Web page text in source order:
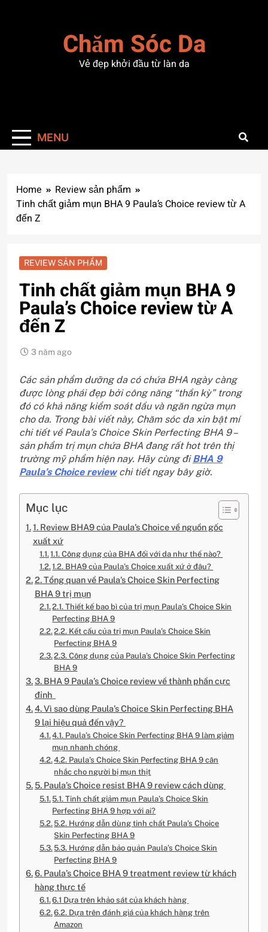
Chăm Sóc Da
Vẻ đẹp khởi đầu từ làn da
MENU
Home
Review sản phẩm
Tinh chất giảm mụn BHA 9 Paula’s Choice review từ A
đến Z
REVIEW SẢN PHẨM
Tinh chất giảm mụn BHA 9
Paula’s Choice review từ A
đến Z
3 năm ago
Các sản phẩm dưỡng da có chứa BHA ngày càng
được lòng phái đẹp bởi công năng “thần kỳ” trong
đó có khả năng kiểm soát dầu và ngăn ngừa mụn
cho da. Trong bài viết này, Chăm sóc da xin bật mí
chi tiết về Paula’s Choice Skin Perfecting BHA 9 –
sản phẩm trị mụn chứa BHA đang rất hot trên thị
trường mỹ phẩm hiện nay. Hãy cùng điBHA 9
Paula’s Choice reviewchi tiết ngay bây giờ.
Mục lục
1. Review BHA9 của Paula’s Choice về nguồn gốc
xuất xứ
1.1. Công dụng của BHA đối với da như thế nào?
1.2. BHA9 của Paula’s Choice xuất xứ ở đâu?
2. Tổng quan về Paula’s Choice Skin Perfecting
BHA 9 trị mụn
2.1. Thiết kế bao bì của trị mụn Paula’s Choice Skin
Perfecting BHA 9
2.2. Kết cấu của trị mụn Paula’s Choice Skin
Perfecting BHA 9
2.3. Công dụng của Paula’s Choice Skin Perfecting
BHA 9
3. BHA 9 Paula’s Choice review về thành phần cực
đỉnh
4. Vì sao dùng Paula’s Choice Skin Perfecting BHA
9 lại hiệu quả đến vậy?
4.1. Paula’s Choice Skin Perfecting BHA 9 làm giảm
mụn nhanh chóng
4.2. Paula’s Choice Skin Perfecting BHA 9 cân
nhắc cho người bị mụn thịt
5. Paula’s Choice resist BHA 9 review cách dùng
5.1. Tinh chất giảm mụn Paula’s Choice Skin
Perfecting BHA 9 hợp với ai?
5.2. Hướng dẫn dùng tinh chất Paula’s Choice
Skin Perfecting BHA 9
5.3. Hướng dẫn bảo quản Paula’s Choice Skin
Perfecting BHA 9
6. Paula’s Choice BHA 9 treatment review từ khách
hàng thực tế
6.1 Dựa trên khảo sát của khách hàng
6.2. Dựa trên đánh giá của khách hàng trên
Amazon